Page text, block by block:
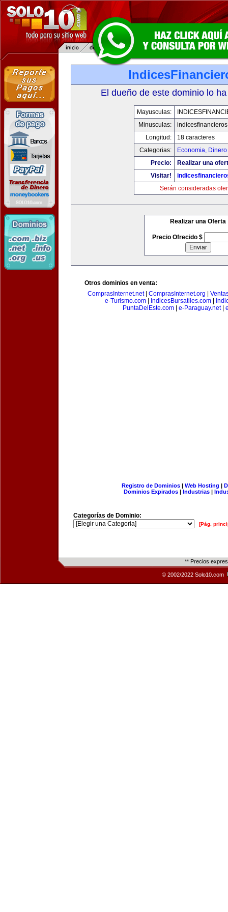
El dueño de este dominio lo
Mayusculas:
Minusculas:
Longitud:
18 caracteres
Categorias:
Economia,
Precio:
Realizar una
Visitar!
Serán consideradas
Realizar una Oferta
Precio Ofrecido $
Otros dominios en venta:
ComprasInternet.net| ComprasInternet.org
e-Turismo.com| IndicesBursatiles.com|
PuntaDelEste.com| e-Paraguay.net|
Registro de Dominios| Web Hosting |
Dominios Expirados | Industrias |
Categorías de Dominio:
[Pág.
** Precios
© 2002/2022 Solo10.com